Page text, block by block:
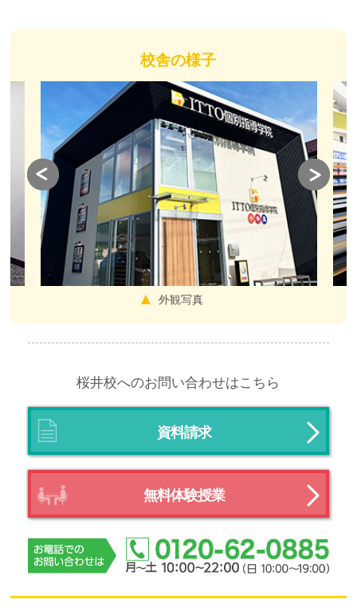
校舎の様子
外観写真
桜井校へのお問い合わせはこちら
資料請求
無料体験授業